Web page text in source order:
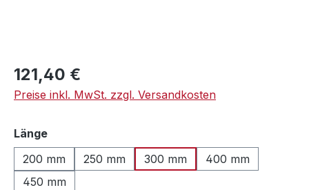
Regulärer Preis:
121,40 €
Preise inkl. MwSt. zzgl. Versandkosten
Längeauswählen
200 mm
250 mm 300 mm
400 mm
450 mm